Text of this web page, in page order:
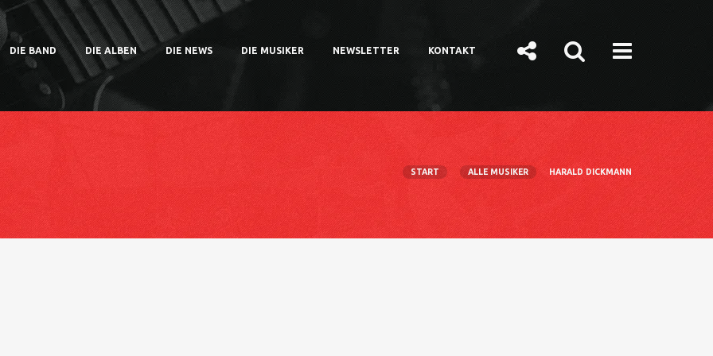
DIE BAND DIE ALBEN DIE NEWS DIE MUSIKER NEWSLETTER KONTAKT
START ALLE MUSIKER HARALD DICKMANN